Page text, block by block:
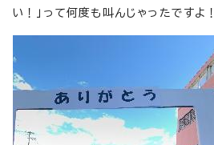
い！」って何度も叫んじゃったですよ！